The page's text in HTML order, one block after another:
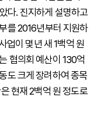
다. 진지하게 설명하고
를 2016년부터 지원하
업이 몇년 새 1백억 원
협의회 예산이 130억
도 크게 장려하여 종목
현재 2백억 원 정도로